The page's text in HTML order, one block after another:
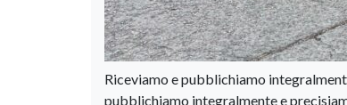
Riceviamo e pubblichiamo
pubblichiamo integralmente e